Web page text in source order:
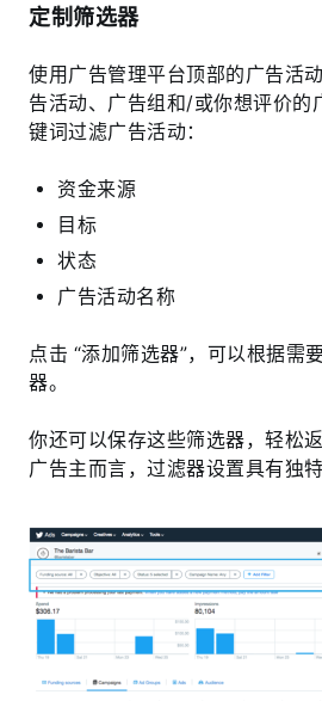
定制筛选器
使用广告管理平台顶部的广告活
告活动、广告组和/或你想评价的
键词过滤广告活动：
资金来源
目标
状态
广告活动名称
点击 “添加筛选器”，可以根据需
器。
你还可以保存这些筛选器，轻松
广告主而言，过滤器设置具有独特